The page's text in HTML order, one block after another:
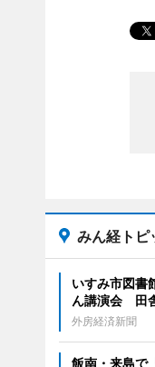
みん経トピ
いすみ市図書
ん講演会 田
外房経済新聞
飯南・来島で